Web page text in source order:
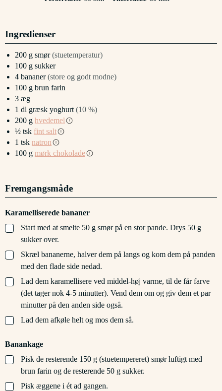
Ingredienser
200 g smør (stuetemperatur)
100 g sukker
4 bananer (store og godt modne)
100 g brun farin
3 æg
1 dl græsk yoghurt (10 %)
200 g hvedemel
½ tsk fint salt
1 tsk natron
100 g mørk chokolade
Fremgangsmåde
Karamelliserede bananer
▢
Start med at smelte 50 g smør på en stor pande. Drys 50 g
sukker over.
▢
Skræl bananerne, halver dem på langs og kom dem på panden
med den flade side nedad.
▢
Lad dem karamellisere ved middel-høj varme, til de får farve
(det tager nok 4-5 minutter). Vend dem om og giv dem et par
minutter på den anden side også.
▢
Lad dem afkøle helt og mos dem så.
Banankage
▢
Pisk de resterende 150 g (stuetempereret) smør luftigt med
brun farin og de resterende 50 g sukker.
▢
Pisk æggene i ét ad gangen.